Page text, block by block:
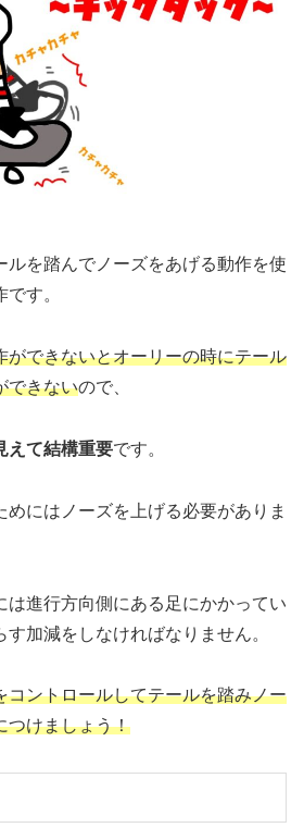
ルを踏んでノーズをあげる動作を使
す。
ができないとオーリーの時にテール
できないので、
えて結構重要です。
めにはノーズを上げる必要がありま
は進行方向側にある足にかかってい
加減をしなければなりません。
コントロールしてテールを踏みノー
つけましょう！